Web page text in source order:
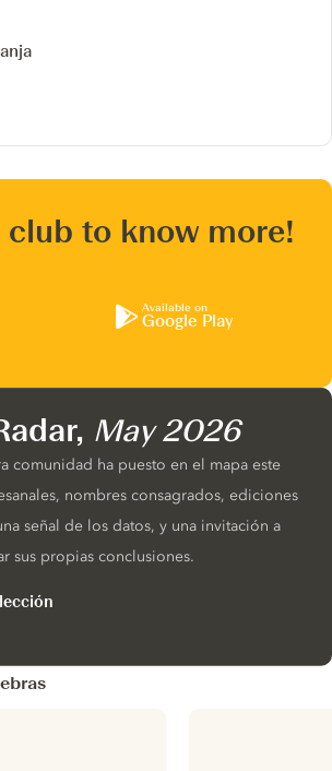
to know more!
Available on
Google Play
May 2026
comunidad ha puesto en el mapa este
nombres consagrados, ediciones
señal de los datos, y una invitación a
sus propias conclusiones.